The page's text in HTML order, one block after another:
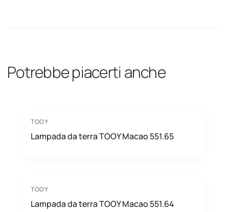
Potrebbe piacerti anche
TOOY
Lampada da terra TOOY Macao 551.65
TOOY
Lampada da terra TOOY Macao 551.64